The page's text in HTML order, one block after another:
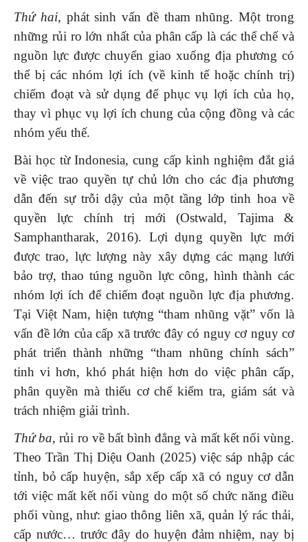
Thứ hai, phát sinh vấn đề tham nhũng. Một trong
những rủi ro lớn nhất của phân cấp là các thể chế và
nguồn lực được chuyển giao xuống địa phương có
thể bị các nhóm lợi ích (về kinh tế hoặc chính trị)
chiếm đoạt và sử dụng để phục vụ lợi ích của họ,
thay vì phục vụ lợi ích chung của cộng đồng và các
nhóm yếu thế.
Bài học từ Indonesia, cung cấp kinh nghiệm đắt giá
về việc trao quyền tự chủ lớn cho các địa phương
dẫn đến sự trỗi dậy của một tầng lớp tinh hoa về
quyền lực chính trị mới (Ostwald, Tajima &
Samphantharak, 2016). Lợi dụng quyền lực mới
được trao, lực lượng này xây dựng các mạng lưới
bảo trợ, thao túng nguồn lực công, hình thành các
nhóm lợi ích để chiếm đoạt nguồn lực địa phương.
Tại Việt Nam, hiện tượng “tham nhũng vặt” vốn là
vấn đề lớn của cấp xã trước đây có nguy cơ nguy cơ
phát triển thành những “tham nhũng chính sách”
tinh vi hơn, khó phát hiện hơn do việc phân cấp,
phân quyền mà thiếu cơ chế kiểm tra, giám sát và
trách nhiệm giải trình.
Thứ ba, rủi ro về bất bình đẳng và mất kết nối vùng.
Theo Trần Thị Diệu Oanh (2025) việc sáp nhập các
tỉnh, bỏ cấp huyện, sắp xếp cấp xã có nguy cơ dẫn
tới việc mất kết nối vùng do một số chức năng điều
phối vùng, như: giao thông liên xã, quản lý rác thải,
cấp nước… trước đây do huyện đảm nhiệm, nay bị